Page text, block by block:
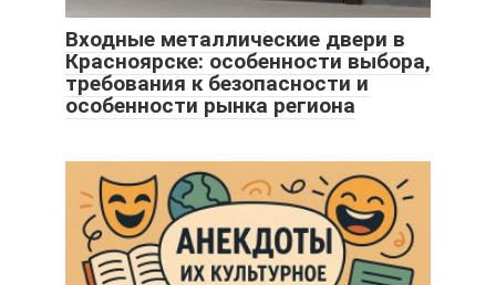
Входные металлические двери в
Красноярске: особенности выбора,
требования к безопасности и
особенности рынка региона